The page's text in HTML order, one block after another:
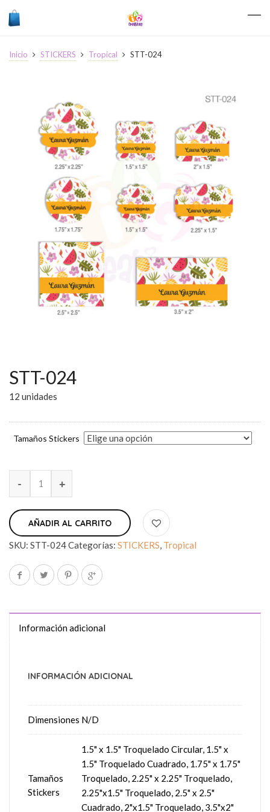
Inicio STICKERS Tropical STT-024
STT-024
12 unidades
Tamaños Stickers
AÑADIR AL CARRITO
SKU: STT-024Categorías: STICKERS, Tropical
Información adicional
INFORMACIÓN ADICIONAL
Dimensiones N/D
Tamaños
Stickers
1.5" x 1.5" Troquelado Circular, 1.5" x
1.5" Troquelado Cuadrado, 1.75" x 1.75"
Troquelado, 2.25" x 2.25" Troquelado,
2.25"x1.5" Troquelado, 2.5" x 2.5"
Cuadrado, 2"x1.5" Troquelado, 3.5"x2"